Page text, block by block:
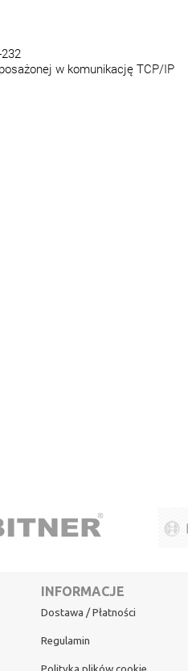
w komunikację TCP/IP
INFORMACJE
Dostawa / Płatności
Regulamin